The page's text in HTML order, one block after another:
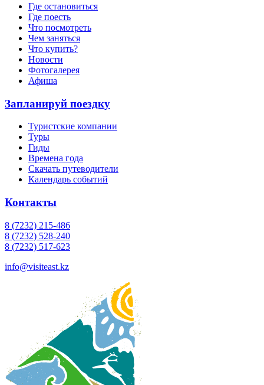
Где остановиться
Где поесть
Что посмотреть
Чем заняться
Что купить?
Новости
Фотогалерея
Афиша
Запланируй поездку
Туристские компании
Туры
Гиды
Времена года
Скачать путеводители
Календарь событий
Контакты
8 (7232) 215-486
8 (7232) 528-240
8 (7232) 517-623
info@visiteast.kz